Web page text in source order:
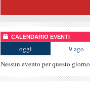
CALENDARIO EVENTI
oggi 9 ago
Nessun evento per questo giorno